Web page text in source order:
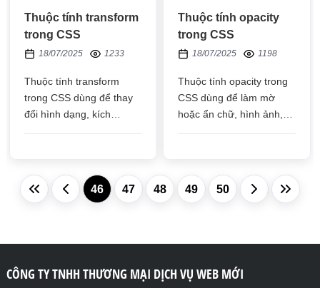
Thuộc tính transform
trong CSS
18/07/2025 1233
Thuộc tính transform
trong CSS dùng để thay
đổi hình dạng, kích
Thuộc tính opacity
trong CSS
18/07/2025 1198
Thuộc tính opacity trong
CSS dùng để làm mờ
hoặc ẩn chữ, hình ảnh,
46 47 48 49 50
CÔNG TY TNHH THƯƠNG MẠI DỊCH VỤ WEB MỚI